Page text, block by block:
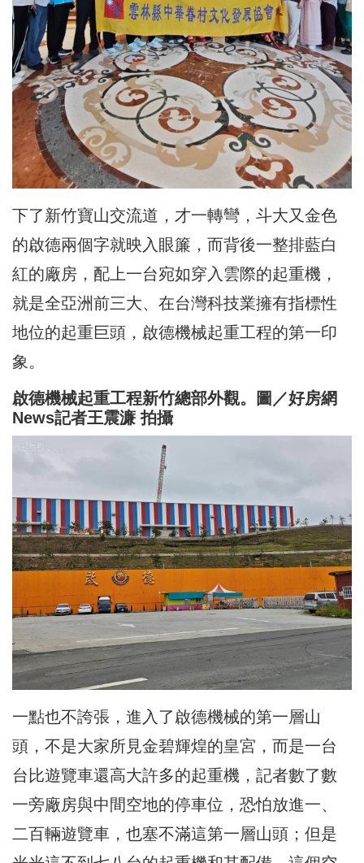
下了新竹寶山交流道，才一轉彎，斗大又金色
的啟德兩個字就映入眼簾，而背後一整排藍白
紅的廠房，配上一台宛如穿入雲際的起重機，
就是全亞洲前三大、在台灣科技業擁有指標性
地位的起重巨頭，啟德機械起重工程的第一印
象。
啟德機械起重工程新竹總部外觀。圖／好房網
News記者王震濂 拍攝
一點也不誇張，進入了啟德機械的第一層山
頭，不是大家所見金碧輝煌的皇宮，而是一台
台比遊覽車還高大許多的起重機，記者數了數
一旁廠房與中間空地的停車位，恐怕放進一、
二百輛遊覽車，也塞不滿這第一層山頭；但是